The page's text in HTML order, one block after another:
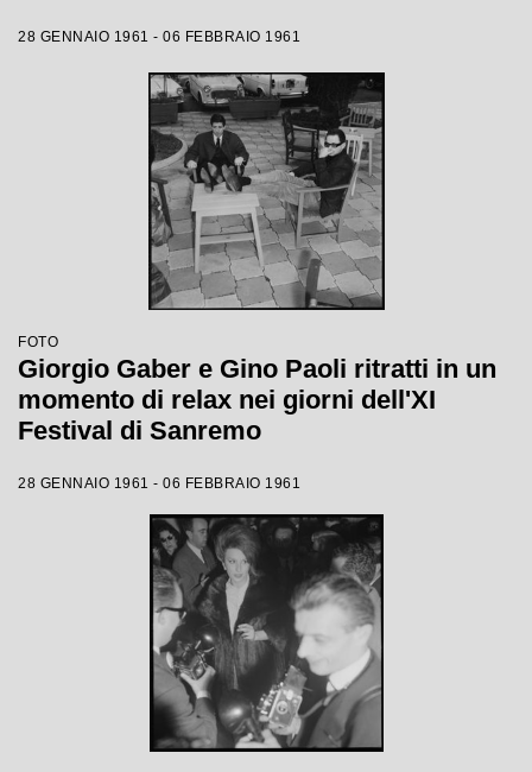
28 GENNAIO 1961 - 06 FEBBRAIO 1961
FOTO
Giorgio Gaber e Gino Paoli ritratti in un
momento di relax nei giorni dell'XI
Festival di Sanremo
28 GENNAIO 1961 - 06 FEBBRAIO 1961